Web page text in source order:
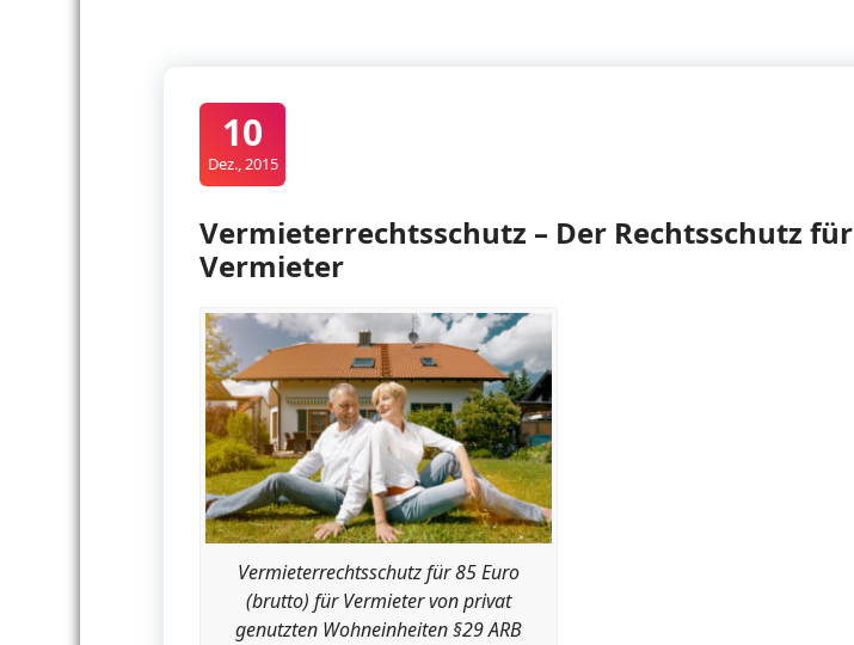
10
Dez., 2015
Vermieterrechtsschutz – Der Rechtsschutz für
Vermieter
Vermieterrechtsschutz für 85 Euro
(brutto) für Vermieter von privat
genutzten Wohneinheiten §29 ARB